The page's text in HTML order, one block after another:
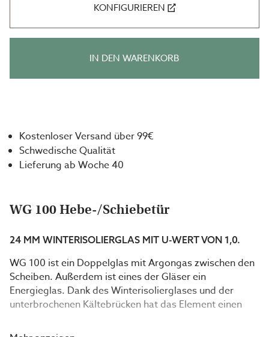
KONFIGURIEREN
IN DEN WARENKORB
Kostenloser Versand über 99€
Schwedische Qualität
Lieferung ab Woche 40
WG 100 Hebe-/Schiebetür
24 MM WINTERISOLIERGLAS MIT U-WERT VON 1,0.
WG 100 ist ein Doppelglas mit Argongas zwischen den
Scheiben. Außerdem ist eines der Gläser ein
Energieglas. Dank des Winterisolierglases und der
unterbrochenen Kältebrücken hat das Element einen
Fassadenelement verwenden können.